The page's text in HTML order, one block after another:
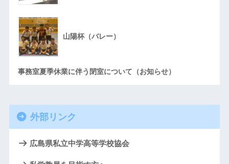
山陽杯（バレー）
事務室夏季休業に伴う閉室について（お知らせ）
外部リンク
広島県私立中学高等学校協会